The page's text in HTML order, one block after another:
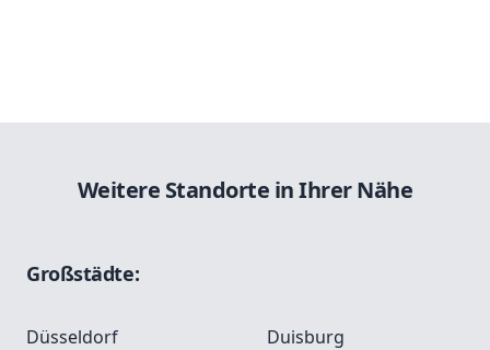
Weitere Standorte in Ihrer Nähe
Großstädte:
Düsseldorf Duisburg